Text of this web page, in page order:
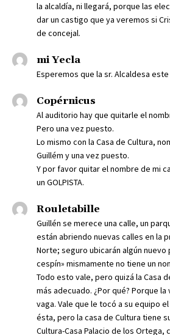
la alcaldía, ni llegará, porque las
dar un castigo que ya veremos si
de concejal.
mi Yecla
Esperemos que la sr. Alcaldesa
Copérnicus
Al auditorio hay que quitarle el
Pero una vez puesto.
Lo mismo con la Casa de Cultura,
Guillém y una vez puesto.
Y por favor quitar el nombre de mi
un GOLPISTA.
Rouletabille
Guillén se merece una calle, un
están abriendo nuevas calles en la
Norte; seguro ubicarán algún nuevo
cespín» mismamente no tiene un
Todo esto vale, pero quizá la Casa
más adecuado. ¿Por qué? Porque
vaga. Vale que le tocó a su equipo
ésta, pero la casa de Cultura tiene
Cultura-Casa Palacio de los Ortega,